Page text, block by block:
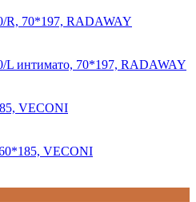
R, 70*197, RADAWAY
L интимато, 70*197, RADAWAY
VECONI
VECONI